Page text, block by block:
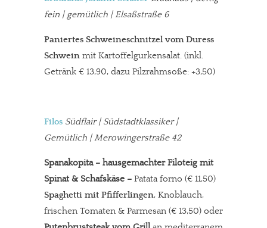
fein | gemütlich | Elsaßstraße 6
Paniertes Schweineschnitzel vom Duress
Schwein mit Kartoffelgurkensalat. (inkl.
Getränk € 13,90, dazu Pilzrahmsoße: +3,50)
Filos Südflair | Südstadtklassiker |
Gemütlich | Merowingerstraße 42
Spanakopita – hausgemachter Filoteig mit
Spinat & Schafskäse – Patata forno (€ 11,50)
Spaghetti mit Pfifferlingen, Knoblauch,
frischen Tomaten & Parmesan (€ 13,50) oder